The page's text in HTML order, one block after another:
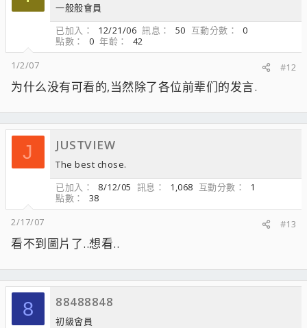
一般般會員
已加入
12/21/06 訊息 50 互動分數
0
點數
0 年齡
42
1/2/07
#12
为什么没有可看的,当然除了各位前辈们的发言.
J JUSTVIEW
The best chose.
已加入
8/12/05 訊息 1,068 互動分數
1
點數
38
2/17/07
#13
看不到圖片了..想看..
8 88488848
初級會員